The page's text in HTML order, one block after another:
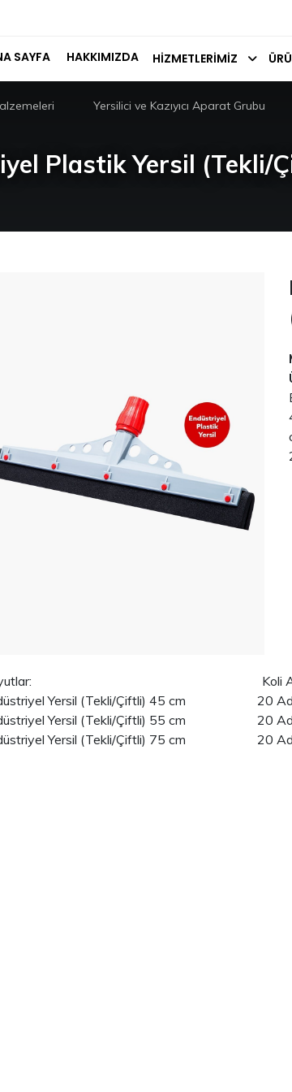
SAYFA HAKKIMIZDA HIZMETLERIMIZ
Plastik Yersil (Tekli/
Yersilici ve Kazıyıcı Aparat Grubu
Koli
Yersil (Tekli/Çiftli) 45 cm 20
Yersil (Tekli/Çiftli) 55 cm 20
Yersil (Tekli/Çiftli) 75 cm 20